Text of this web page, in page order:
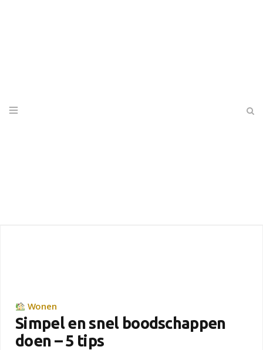
Wonen
Simpel en snel boodschappen
doen – 5 tips